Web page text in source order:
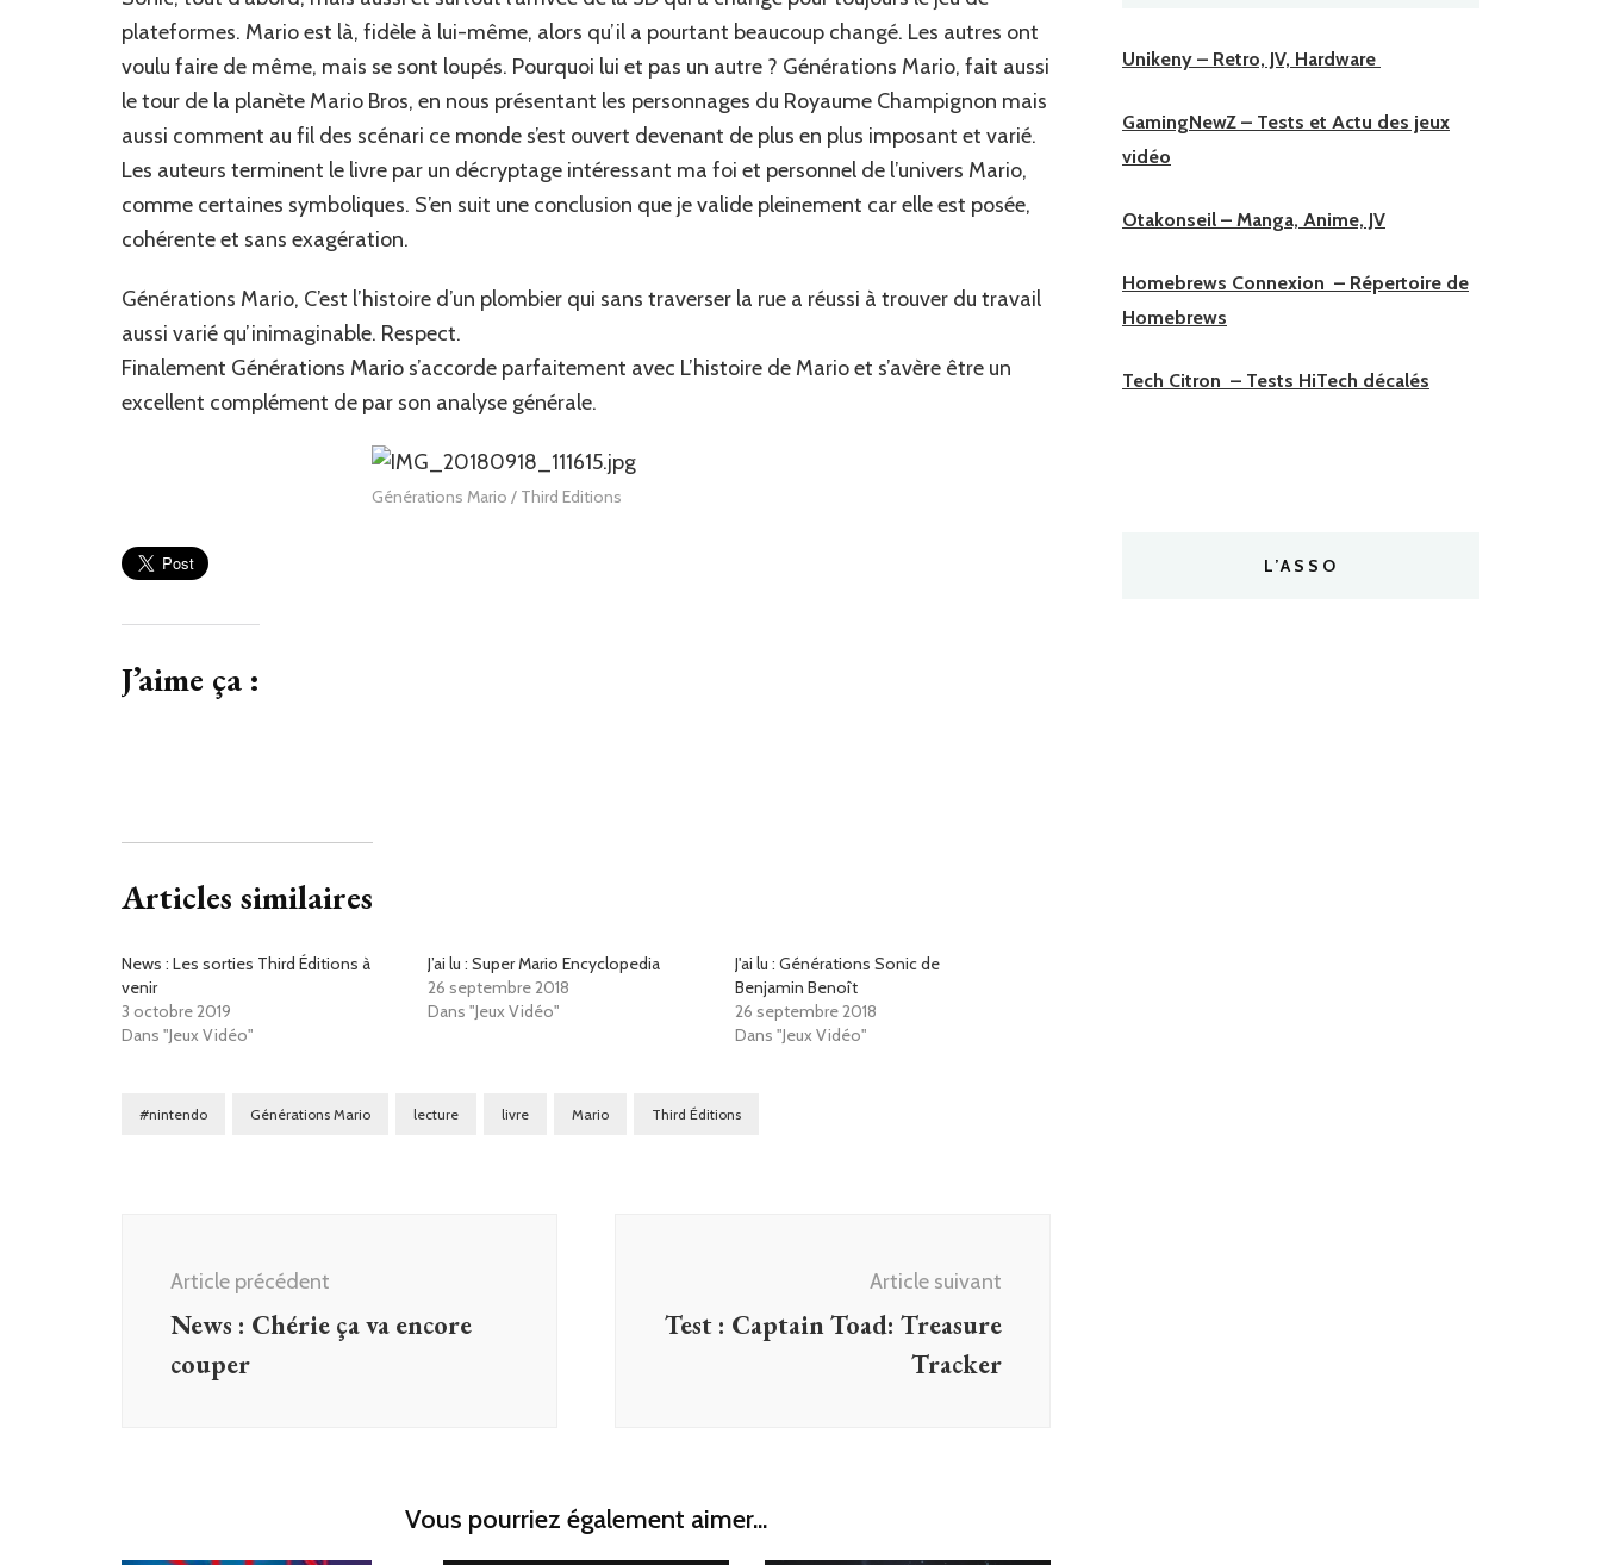
plateformes. Mario est là, fidèle à lui-même, alors qu’il a pourtant beaucoup changé. Les autres ont
voulu faire de même, mais se sont loupés. Pourquoi lui et pas un autre ? Générations Mario, fait aussi
le tour de la planète Mario Bros, en nous présentant les personnages du Royaume Champignon mais
aussi comment au fil des scénari ce monde s’est ouvert devenant de plus en plus imposant et varié.
Les auteurs terminent le livre par un décryptage intéressant ma foi et personnel de l’univers Mario,
comme certaines symboliques. S’en suit une conclusion que je valide pleinement car elle est posée,
cohérente et sans exagération.
Générations Mario, C’est l’histoire d’un plombier qui sans traverser la rue a réussi à trouver du travail
aussi varié qu’inimaginable. Respect.
Finalement Générations Mario s’accorde parfaitement avec L’histoire de Mario et s’avère être un
excellent complément de par son analyse générale.
Générations Mario / Third Editions
J’aime ça :
Articles similaires
News : Les sorties Third Éditions à
venir
3 octobre 2019
Dans "Jeux Vidéo"
J’ai lu : Super Mario Encyclopedia
26 septembre 2018
Dans "Jeux Vidéo"
J'ai lu : Générations Sonic de
Benjamin Benoît
26 septembre 2018
Dans "Jeux Vidéo"
#nintendo Générations Mario lecture livre Mario Third Éditions
d'article
Article précédent
News : Chérie ça va encore
couper
Article suivant
Test : Captain Toad: Treasure
Tracker
Vous pourriez également aimer...
Unikeny – Retro, JV, Hardware
GamingNewZ – Tests et Actu des jeux
vidéo
Otakonseil – Manga, Anime, JV
Homebrews Connexion – Répertoire de
Homebrews
Tech Citron – Tests HiTech décalés
L’ASSO